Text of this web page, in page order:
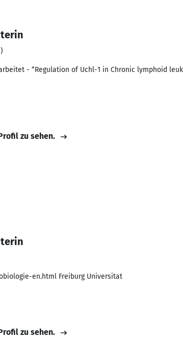
- “Regulation of Uchl-1 in Chronic lymphoid
zu sehen.
en.html Freiburg Universitat
zu sehen.